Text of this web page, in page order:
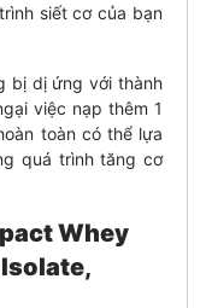
siết cơ của bạn
bị dị ứng với thành
việc nạp thêm 1
toàn có thể lựa
quá trình tăng cơ
Whey